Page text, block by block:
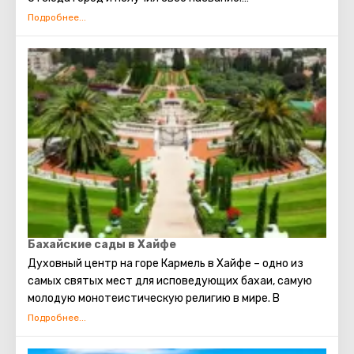
Город занимал важное положение. Тут находилась
легиона в Иудее.
В наши дни Кейсария привлекает туристов, в первую
очередь, конечно, своими древними артефактами,
постройками и руинами. Артефакты, найденные при
раскопках, подарят возможность прикоснуться к
тайнам «богатой» жизни римской знати и..... как же без
Понтия Пилата?
Бахайские сады в Хайфе
Духовный центр на горе Кармель в Хайфе – одно из
самых святых мест для исповедующих бахаи, самую
молодую монотеистическую религию в мире. В
составе центра храм, усыпальница, где покоятся
сады.